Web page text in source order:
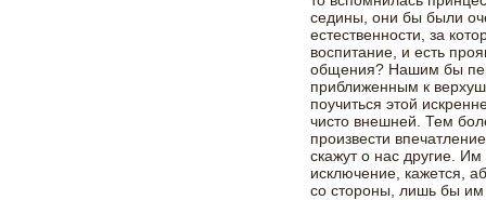
седины, они бы были
естественности, за
воспитание, и есть
общения? Нашим бы
приближенным к
поучиться этой
чисто внешней. Тем
произвести
скажут о нас другие.
исключение, кажется,
со стороны, лишь бы